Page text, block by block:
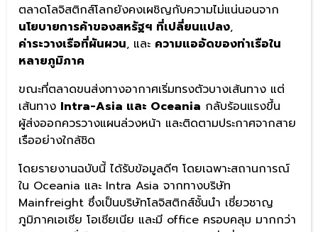
ตลาดโลจิสติกส์โลกยังคงเผชิญกับความไม่แน่นอนจาก
นโยบายการค้าของสหรัฐฯ ที่เปลี่ยนแปลง,
ค่าระวางเรือที่ผันผวน, และ ความแออัดของท่าเรือใน
หลายภูมิภาค
ขณะที่ตลาดขนส่งทางอากาศเริ่มทรงตัวบางเส้นทาง แต่
เส้นทาง Intra-Asia และ Oceania กลับร้อนแรงขึ้น
ผู้ส่งออกควรวางแผนล่วงหน้า และติดตามประกาศจากสาย
เรืออย่างใกล้ชิด
โดยรายงานฉบับนี้ ได้รับข้อมูลดีๆ โดยเฉพาะสถานการณ์
ใน Oceania และ Intra Asia จากทางบริษัท
Mainfreight ซึ่งเป็นบริษัทโลจิสติกส์ชั้นนำ เชี่ยวชาญ
ภูมิภาคเอเชีย โอเชียเนีย และมี office ครอบคลุม มากกว่า